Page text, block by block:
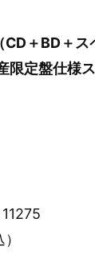
CD＋BD＋
定盤仕様ス